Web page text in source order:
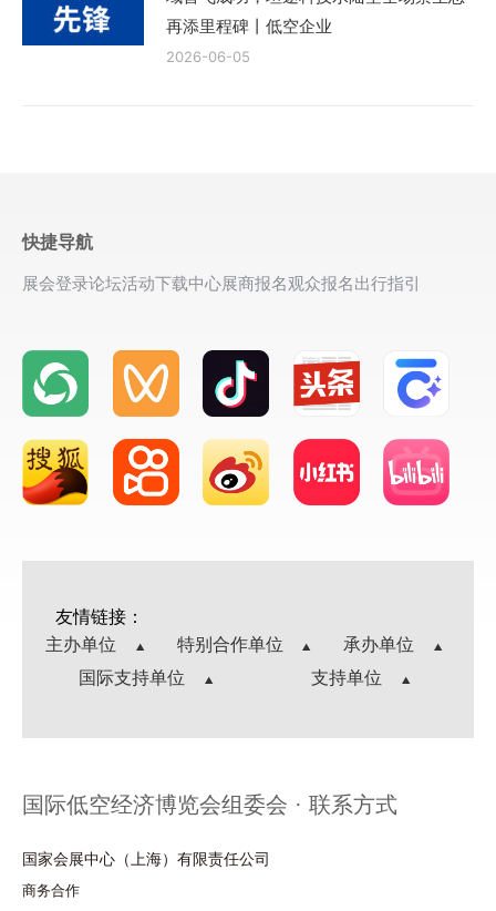
再添里程碑丨低空企业
2026-06-05
快捷导航
展会登录论坛活动下载中心展商报名观众报名出行指引
友情链接：
主办单位
特别合作单位
承办单位
国际支持单位
支持单位
国际低空经济博览会组委会 · 联系方式
国家会展中心（上海）有限责任公司
商务合作